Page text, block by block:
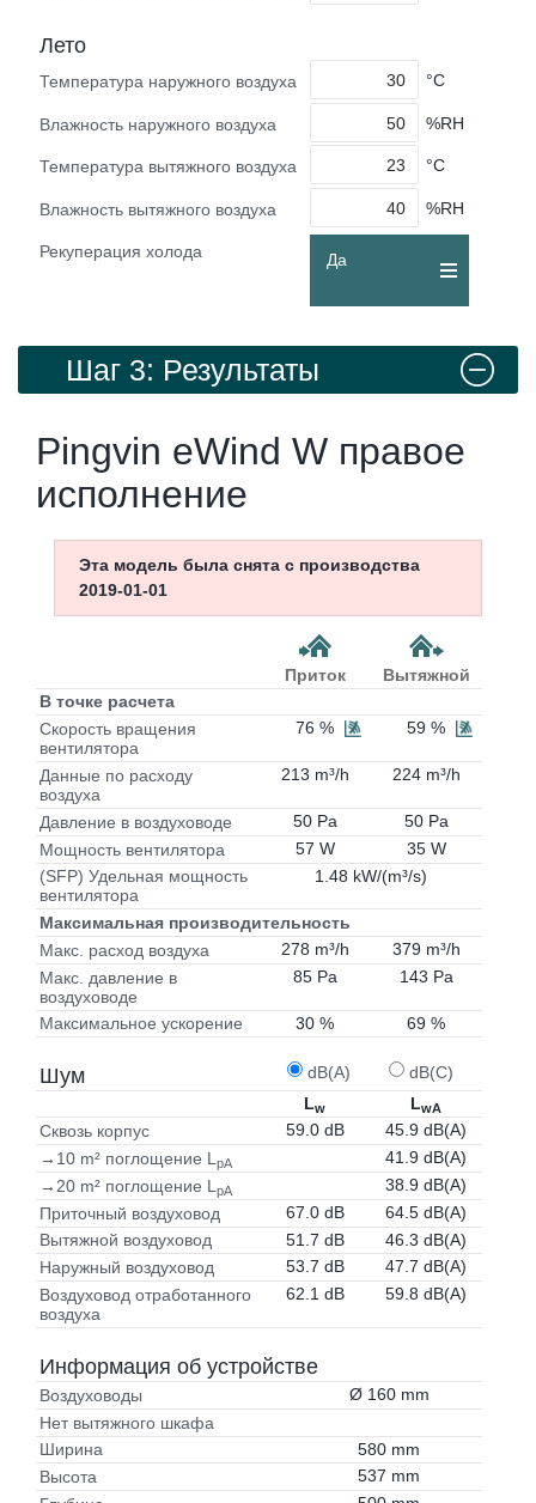
Лето
Температура наружного воздуха °C
Влажность наружного воздуха %RH
Температура вытяжного воздуха °C
Влажность вытяжного воздуха %RH
Рекуперация холода Да
Шаг 3: Результаты
Pingvin eWind W правое
исполнение
Эта модель была снята с производства
2019-01-01
Приток
Вытяжной
В точке расчета
Скорость вращения
вентилятора
76 % 59 %
Данные по расходу
воздуха
213 m³/h 224 m³/h
Давление в воздуховоде 50 Pa
50 Pa
Мощность вентилятора
57 W
35 W
(SFP) Удельная мощность
вентилятора
1.48 kW/(m³/s)
Максимальная производительность
Макс. расход воздуха
278 m³/h
379 m³/h
Макс. давление в
воздуховоде
85 Pa 143 Pa
Максимальное ускорение 30 % 69 %
Шум dB(A)
dB(C)
Lw LwA
Сквозь корпус 59.0 dB
45.9 dB(A)
→10 m² поглощение L pA
41.9 dB(A)
→20 m² поглощение L pA
38.9 dB(A)
Приточный воздуховод
67.0 dB
64.5 dB(A)
Вытяжной воздуховод
51.7 dB
46.3 dB(A)
Наружный воздуховод
53.7 dB
47.7 dB(A)
Воздуховод отработанного
воздуха
62.1 dB 59.8 dB(A)
Информация об устройстве
Воздуховоды
Ø 160 mm
Нет вытяжного шкафа
Ширина
580 mm
Высота
537 mm